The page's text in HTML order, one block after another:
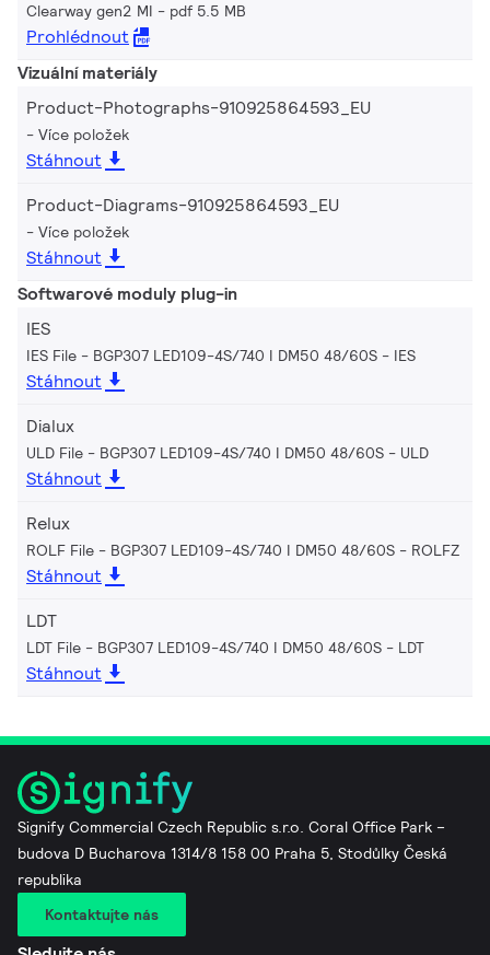
Clearway gen2 MI pdf 5.5 MB
Prohlédnout
Vizuální materiály
Product-Photographs-910925864593_EU
Více položek
Stáhnout
Product-Diagrams-910925864593_EU
Více položek
Stáhnout
Softwarové moduly plug-in
IES
IES File - BGP307 LED109-4S/740 I DM50 48/60S IES
Stáhnout
Dialux
ULD File - BGP307 LED109-4S/740 I DM50 48/60S ULD
Stáhnout
Relux
ROLF File - BGP307 LED109-4S/740 I DM50 48/60S ROLFZ
Stáhnout
LDT
LDT File - BGP307 LED109-4S/740 I DM50 48/60S LDT
Stáhnout
Signify Commercial Czech Republic s.r.o. Coral Office Park –
budova D Bucharova 1314/8 158 00 Praha 5, Stodůlky Česká
republika
Kontaktujte nás